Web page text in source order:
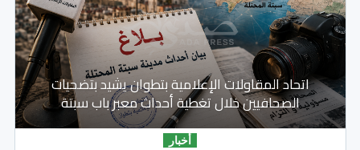
اتحاد المقاولات الإعلامية بتطوان يشيد بتضحيات
الصحافيين خلال تغطية أحداث معبر باب سبتة
أخبار